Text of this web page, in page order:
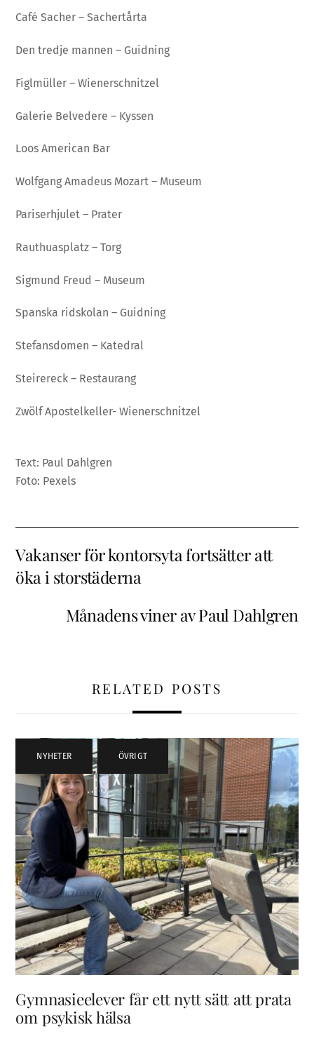
Café Sacher – Sachertårta
Den tredje mannen – Guidning
Figlmüller – Wienerschnitzel
Galerie Belvedere – Kyssen
Loos American Bar
Wolfgang Amadeus Mozart – Museum
Pariserhjulet – Prater
Rauthuasplatz – Torg
Sigmund Freud – Museum
Spanska ridskolan – Guidning
Stefansdomen – Katedral
Steirereck – Restaurang
Zwölf Apostelkeller- Wienerschnitzel
Text: Paul Dahlgren
Foto: Pexels
Vakanser för kontorsyta fortsätter att
öka i storstäderna
Månadens viner av Paul Dahlgren
RELATED POSTS
NYHETER , ÖVRIGT
Gymnasieelever får ett nytt sätt att prata
om psykisk hälsa